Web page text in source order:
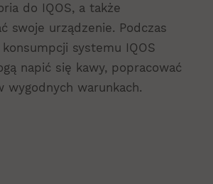
do IQOS, a także
swoje urządzenie. Podczas
systemu IQOS
napić się kawy, popracować
wygodnych warunkach.